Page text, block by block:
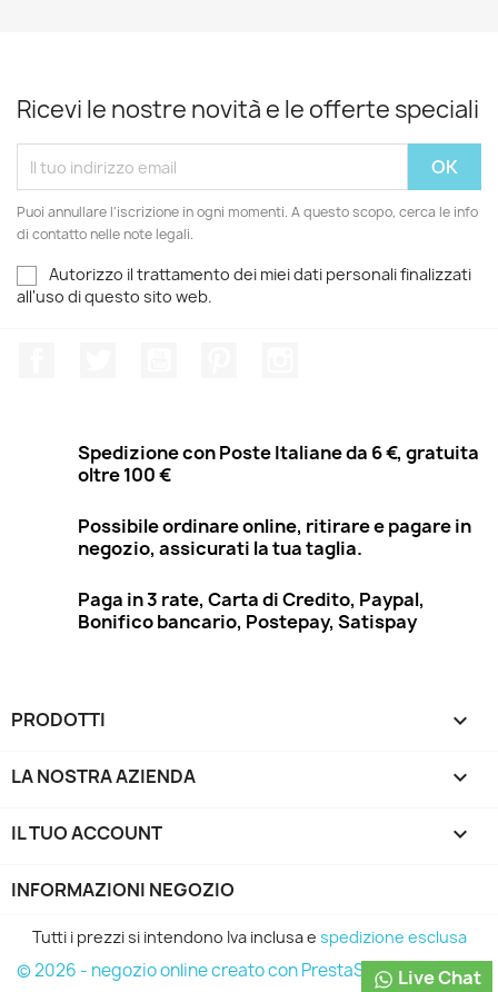
Ricevi le nostre novità e le offerte speciali
Puoi annullare l'iscrizione in ogni momenti. A questo scopo, cerca le info
di contatto nelle note legali.
Autorizzo il trattamento dei miei dati personali finalizzati
all'uso di questo sito web.
Spedizione con Poste Italiane da 6 €, gratuita
oltre 100 €
Possibile ordinare online, ritirare e pagare in
negozio, assicurati la tua taglia.
Paga in 3 rate, Carta di Credito, Paypal,
Bonifico bancario, Postepay, Satispay
PRODOTTI 
LA NOSTRA AZIENDA 
IL TUO ACCOUNT 
INFORMAZIONI NEGOZIO
Live Chat
Tutti i prezzi si intendono Iva inclusa e spedizione esclusa
© 2026 - negozio online creato con PrestaShop™